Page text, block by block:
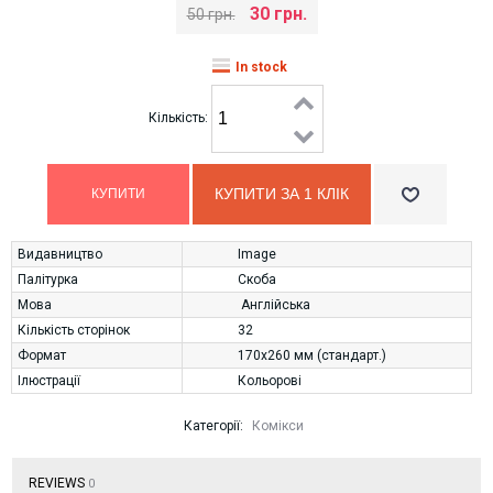
50 грн. 30 грн.
In stock
Кількість:
КУПИТИ ЗА 1 КЛIК
Видавництво
Image
Палітурка
Скоба
Мова
Англійська
Кількість сторінок
32
Формат
170х260 мм (стандарт.)
Ілюстрації
Кольорові
Категорії: Комікси
REVIEWS 0